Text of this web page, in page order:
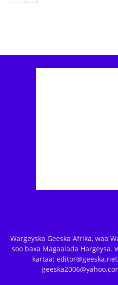
Wargeyska Geeska Afrika, waa
soo baxa Magaalada Hargeysa.
kartaa: